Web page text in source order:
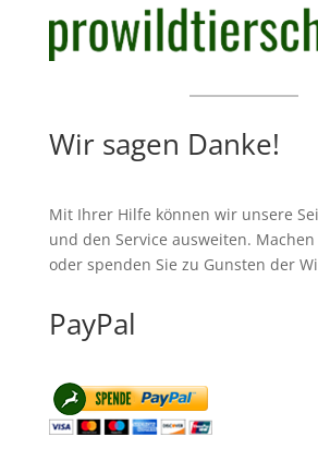
Wir sagen Danke!
Mit Ihrer Hilfe können wir unsere
und den Service ausweiten.
oder spenden Sie zu Gunsten der
PayPal